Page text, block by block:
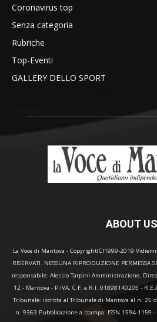
Coronavirus top
Senza categoria
Rubriche
Top-Eventi
GALLERY DELLO SPORT
ABOUT US
La Voce di Mantova - Copyright(C)1999-2019
RISERVATI. NESSUNA RIPRODUZIONE
responsabile: Alessio Tarpini Amministrazione,
12 - Mantova - P.IVA, C.F. e R.I. 01898140205 -
Tribunale: iscritta al Tribunale di Mantova al n. 25
n. 9363 Pubblicazione a stampa: ISSN 1594-1159